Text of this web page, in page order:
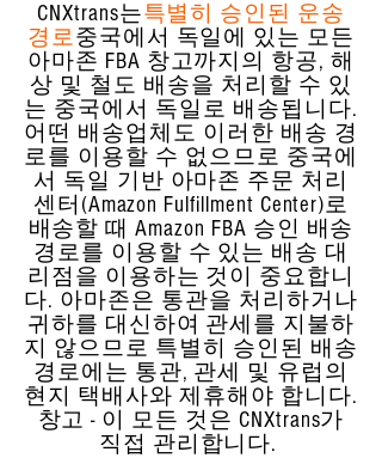
CNXtrans는특별히 승인된 운송
경로중국에서 독일에 있는 모든
아마존 FBA 창고까지의 항공, 해
상 및 철도 배송을 처리할 수 있
는 중국에서 독일로 배송됩니다.
어떤 배송업체도 이러한 배송 경
로를 이용할 수 없으므로 중국에
서 독일 기반 아마존 주문 처리
센터(Amazon Fulfillment Center)로
배송할 때 Amazon FBA 승인 배송
경로를 이용할 수 있는 배송 대
리점을 이용하는 것이 중요합니
다. 아마존은 통관을 처리하거나
귀하를 대신하여 관세를 지불하
지 않으므로 특별히 승인된 배송
경로에는 통관, 관세 및 유럽의
현지 택배사와 제휴해야 합니다.
창고 - 이 모든 것은 CNXtrans가
직접 관리합니다.